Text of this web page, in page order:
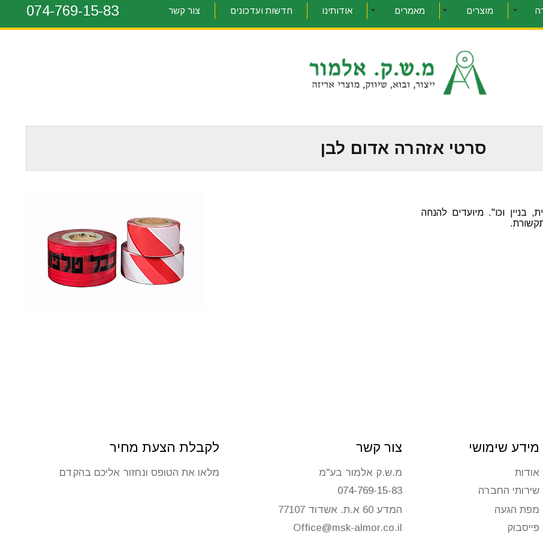
מוצרים מאמרים אודותינו חדשות ועדכונים צור קשר 074-769-15-83
סרטי אזהרה אדום לבן
בניין וכו''. מיועדים להנחה
מידע שימושי
מפת הגעה
אודות
שירותי החברה
פייסבוק
צור קשר
מ.ש.ק אלמור בע"מ
Office@msk-almor.co.il
המדע 60 א.ת. אשדוד 77107
לקבלת הצעת מחיר
מלאו את הטופס ונחזור אליכם בהקדם
074-769-15-83